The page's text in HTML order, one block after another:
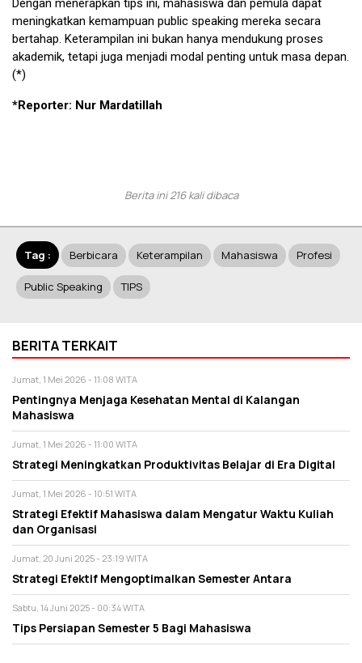
Dengan menerapkan tips ini, mahasiswa dan pemula dapat
meningkatkan kemampuan public speaking mereka secara
bertahap. Keterampilan ini bukan hanya mendukung proses
akademik, tetapi juga menjadi modal penting untuk masa depan.
(*)
*Reporter: Nur Mardatillah
Berita ini 216 kali dibaca
Tag : Berbicara Keterampilan Mahasiswa Profesi
Public Speaking TIPS
BERITA TERKAIT
Jumat, 1 Mei 2026 - 11:08 WITA
Pentingnya Menjaga Kesehatan Mental di Kalangan
Mahasiswa
Jumat, 1 Mei 2026 - 11:00 WITA
Strategi Meningkatkan Produktivitas Belajar di Era Digital
Jumat, 1 Mei 2026 - 10:51 WITA
Strategi Efektif Mahasiswa dalam Mengatur Waktu Kuliah
dan Organisasi
Jumat, 20 Juni 2025 - 23:19 WITA
Strategi Efektif Mengoptimalkan Semester Antara
Sabtu, 14 Juni 2025 - 00:34 WITA
Tips Persiapan Semester 5 Bagi Mahasiswa